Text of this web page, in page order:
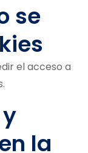
se
el acceso a
la